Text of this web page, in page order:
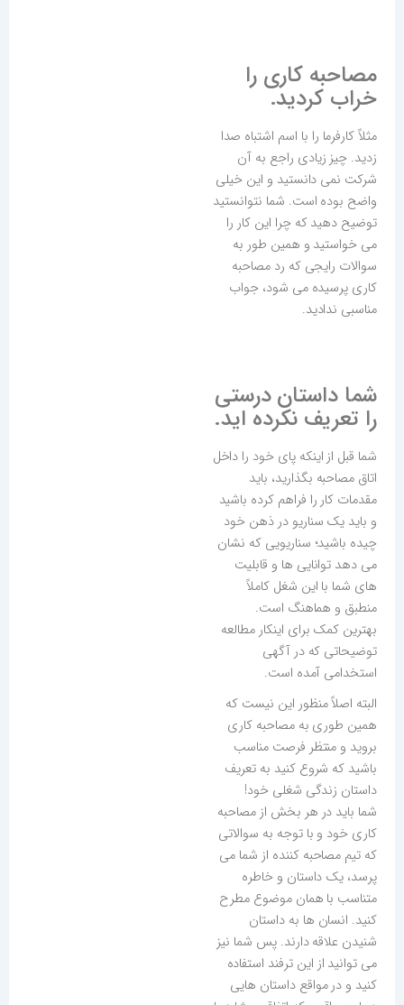
مصاحبه کاری را
خراب کردید.
مثلاً کارفرما را با اسم اشتباه صدا
زدید. چیز زیادی راجع به آن
شرکت نمی دانستید و این خیلی
واضح بوده است. شما نتوانستید
توضیح دهید که چرا این کار را
می خواستید و همین طور به
سوالات رایجی که رد مصاحبه
کاری پرسیده می شود، جواب
مناسبی ندادید.
شما داستان درستی
را تعریف نکرده اید.
شما قبل از اینکه پای خود را داخل
اتاق مصاحبه بگذارید، باید
مقدمات کار را فراهم کرده باشید
و باید یک سناریو در ذهن خود
چیده باشید؛ سناریویی که نشان
می دهد توانایی ها و قابلیت
های شما با این شغل کاملاً
منطبق و هماهنگ است.
بهترین کمک برای اینکار مطالعه
توضیحاتی که در آگهی
استخدامی آمده است.
البته اصلاً منظور این نیست که
همین طوری به مصاحبه کاری
بروید و منتظر فرصت مناسب
باشید که شروع کنید به تعریف
داستان زندگی شغلی خود!
شما باید در هر بخش از مصاحبه
کاری خود و با توجه به سوالاتی
که تیم مصاحبه کننده از شما می
پرسد، یک داستان و خاطره
متناسب با همان موضوع مطرح
کنید. انسان ها به داستان
شنیدن علاقه دارند. پس شما نیز
می توانید از این ترفند استفاده
کنید و در مواقع داستان هایی